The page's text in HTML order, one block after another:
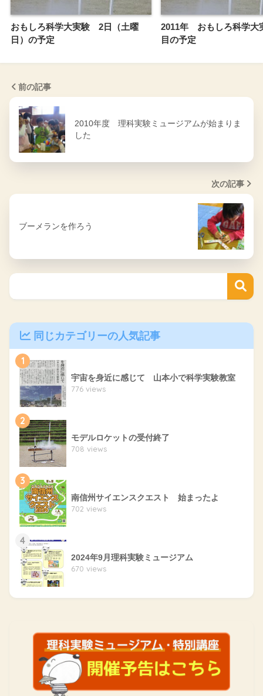
おもしろ科学大実験 2日（土曜
日）の予定
2011年 おもしろ科学
目の予定
前の記事
2010年度 理科実験ミュージアムが始まりま
した
次の記事
ブーメランを作ろう
同じカテゴリーの人気記事
1
宇宙を身近に感じて 山本小で科学実験教室
776 views
2
モデルロケットの受付終了
708 views
3
南信州サイエンスクエスト 始まったよ
702 views
4
2024年9月理科実験ミュージアム
670 views